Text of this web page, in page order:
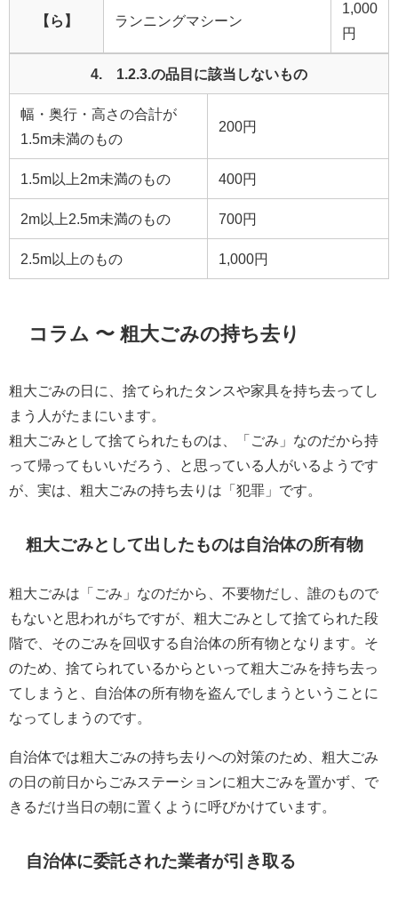
【ら】 ランニングマシーン
1,000
円
4. 1.2.3.の品目に該当しないもの
幅・奥行・高さの合計が
1.5m未満のもの
200円
1.5m以上2m未満のもの 400円
2m以上2.5m未満のもの 700円
2.5m以上のもの 1,000円
コラム 〜 粗大ごみの持ち去り
粗大ごみの日に、捨てられたタンスや家具を持ち去ってし
まう人がたまにいます。
粗大ごみとして捨てられたものは、「ごみ」なのだから持
って帰ってもいいだろう、と思っている人がいるようです
が、実は、粗大ごみの持ち去りは「犯罪」です。
粗大ごみとして出したものは自治体の所有物
粗大ごみは「ごみ」なのだから、不要物だし、誰のもので
もないと思われがちですが、粗大ごみとして捨てられた段
階で、そのごみを回収する自治体の所有物となります。そ
のため、捨てられているからといって粗大ごみを持ち去っ
てしまうと、自治体の所有物を盗んでしまうということに
なってしまうのです。
自治体では粗大ごみの持ち去りへの対策のため、粗大ごみ
の日の前日からごみステーションに粗大ごみを置かず、で
きるだけ当日の朝に置くように呼びかけています。
自治体に委託された業者が引き取る